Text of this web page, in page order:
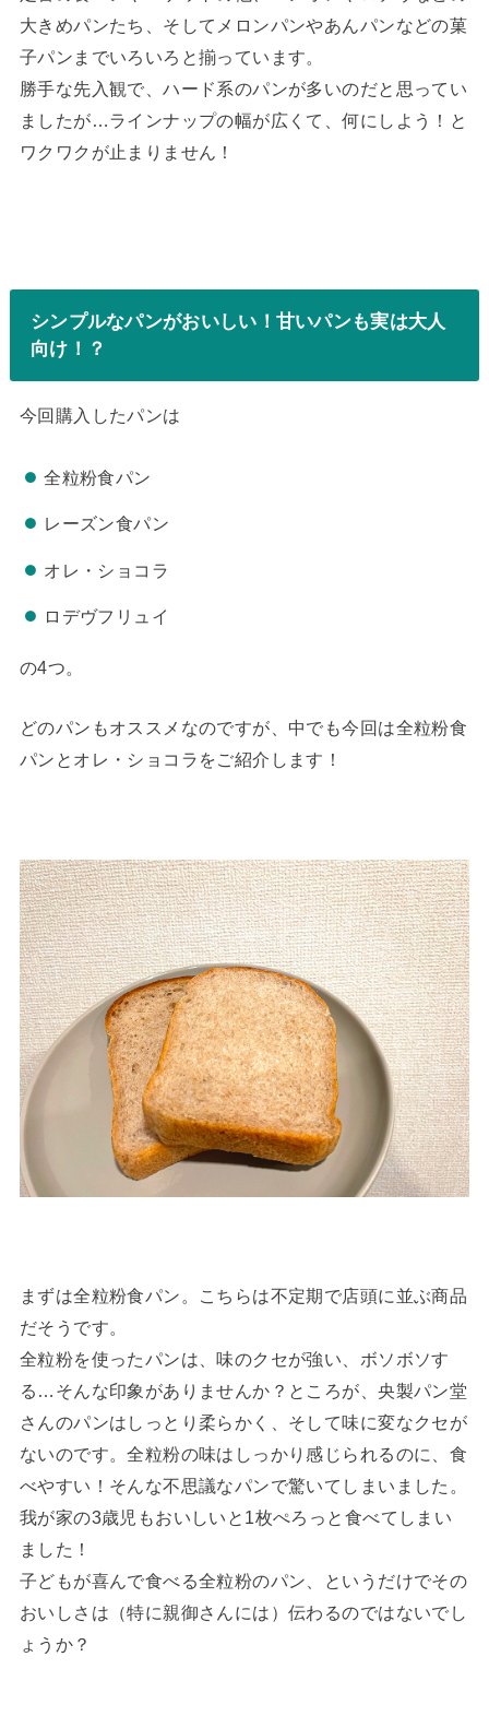
大きめパンたち、そしてメロンパンやあんパンなどの菓
子パンまでいろいろと揃っています。
勝手な先入観で、ハード系のパンが多いのだと思ってい
ましたが…ラインナップの幅が広くて、何にしよう！と
ワクワクが止まりません！
シンプルなパンがおいしい！甘いパンも実は大人
向け！？
今回購入したパンは
全粒粉食パン
レーズン食パン
オレ・ショコラ
ロデヴフリュイ
の4つ。
どのパンもオススメなのですが、中でも今回は全粒粉食
パンとオレ・ショコラをご紹介します！
まずは全粒粉食パン。こちらは不定期で店頭に並ぶ商品
だそうです。
全粒粉を使ったパンは、味のクセが強い、ボソボソす
る…そんな印象がありませんか？ところが、央製パン堂
さんのパンはしっとり柔らかく、そして味に変なクセが
ないのです。全粒粉の味はしっかり感じられるのに、食
べやすい！そんな不思議なパンで驚いてしまいました。
我が家の3歳児もおいしいと1枚ぺろっと食べてしまい
ました！
子どもが喜んで食べる全粒粉のパン、というだけでその
おいしさは（特に親御さんには）伝わるのではないでし
ょうか？